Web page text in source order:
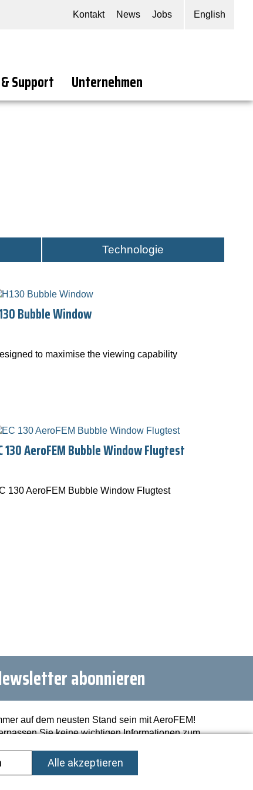
English
Kontakt News Jobs
Support Unternehmen
Technologie
Bubble Window
to maximise the viewing capability
130 AeroFEM Bubble Window Flugtest
130 AeroFEM Bubble Window Flugtest
abonnieren
auf dem neusten Stand sein mit AeroFEM!
Sie keine wichtigen Informationen zum
Jetzt abonnieren